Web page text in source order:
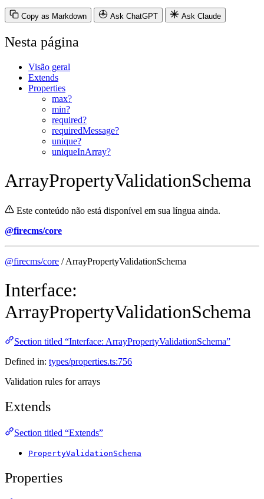
Copy as Markdown Ask ChatGPT Ask Claude
Nesta página
Visão geral
Extends
Properties
max?
min?
required?
requiredMessage?
unique?
uniqueInArray?
ArrayPropertyValidationSchema
Este conteúdo não está disponível em sua língua ainda.
@firecms/core
@firecms/core / ArrayPropertyValidationSchema
Interface:
ArrayPropertyValidationSchema
Section titled “Interface: ArrayPropertyValidationSchema”
Defined in: types/properties.ts:756
Validation rules for arrays
Extends
Section titled “Extends”
PropertyValidationSchema
Properties